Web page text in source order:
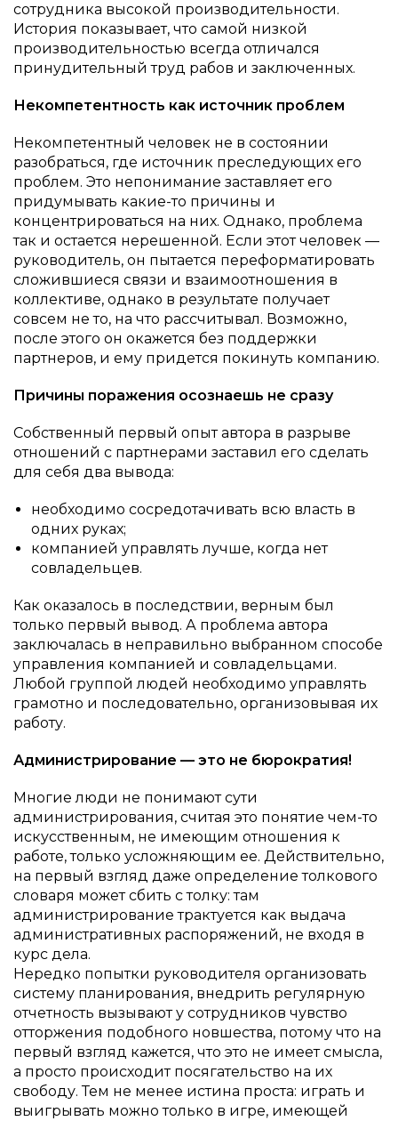
сотрудника высокой производительности.
История показывает, что самой низкой
производительностью всегда отличался
принудительный труд рабов и заключенных.
Некомпетентность как источник проблем
Некомпетентный человек не в состоянии
разобраться, где источник преследующих его
проблем. Это непонимание заставляет его
придумывать какие-то причины и
концентрироваться на них. Однако, проблема
так и остается нерешенной. Если этот человек —
руководитель, он пытается переформатировать
сложившиеся связи и взаимоотношения в
коллективе, однако в результате получает
совсем не то, на что рассчитывал. Возможно,
после этого он окажется без поддержки
партнеров, и ему придется покинуть компанию.
Причины поражения осознаешь не сразу
Собственный первый опыт автора в разрыве
отношений с партнерами заставил его сделать
для себя два вывода:
необходимо сосредотачивать всю власть в
одних руках;
компанией управлять лучше, когда нет
совладельцев.
Как оказалось в последствии, верным был
только первый вывод. А проблема автора
заключалась в неправильно выбранном способе
управления компанией и совладельцами.
Любой группой людей необходимо управлять
грамотно и последовательно, организовывая их
работу.
Администрирование — это не бюрократия!
Многие люди не понимают сути
администрирования, считая это понятие чем-то
искусственным, не имеющим отношения к
работе, только усложняющим ее. Действительно,
на первый взгляд даже определение толкового
словаря может сбить с толку: там
администрирование трактуется как выдача
административных распоряжений, не входя в
курс дела.
Нередко попытки руководителя организовать
систему планирования, внедрить регулярную
отчетность вызывают у сотрудников чувство
отторжения подобного новшества, потому что на
первый взгляд кажется, что это не имеет смысла,
а просто происходит посягательство на их
свободу. Тем не менее истина проста: играть и
выигрывать можно только в игре, имеющей